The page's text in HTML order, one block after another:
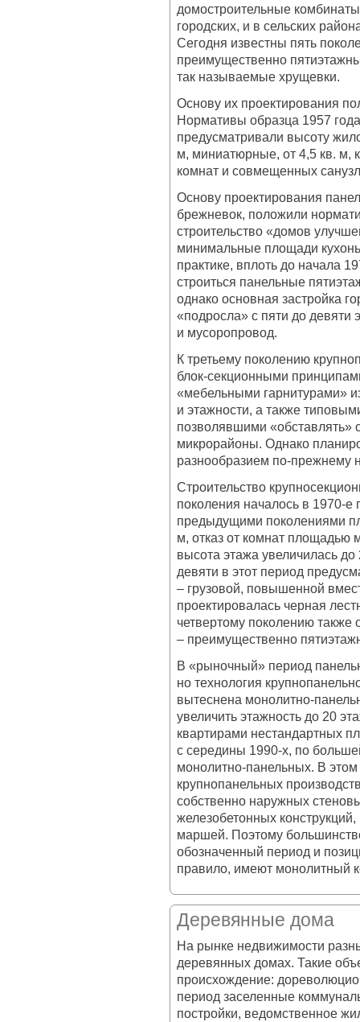
домостроительные
городских, и в сельских
Сегодня известны пять
преимущественно
так называемые хрущевки.
Основу их проектирования
Нормативы образца 1957
предусматривали высоту
м, миниатюрные, от 4,5 кв. м,
комнат и совмещенных
Основу проектирования
брежневок, положили
строительство «домов
минимальные площади
практике, вплоть до начала
строиться панельные
однако основная застройка
«подросла» с пяти до девяти
и мусоропровод.
К третьему поколению
блок-секционными
«мебельными гарнитурами»
и этажности, а также
позволявшими
микрорайоны. Однако
разнообразием по-прежнему
Строительство
поколения началось в 1970-
предыдущими поколениями
м, отказ от комнат площадью
высота этажа увеличилась
девяти в этот период
– грузовой, повышенной
проектировалась черная
четвертому поколению также
– преимущественно
В «рыночный» период
но технология
вытеснена монолитно-
увеличить этажность до 20
квартирами нестандартных
с середины 1990-х, по
монолитно-панельных. В
крупнопанельных
собственно наружных
железобетонных
маршей. Поэтому
обозначенный период и
правило, имеют монолитный
Деревянные дома
На рынке недвижимости
деревянных домах. Такие
происхождение:
период заселенные
постройки, ведомственное